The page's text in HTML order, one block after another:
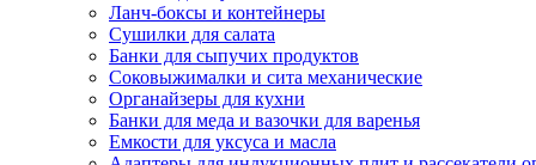
Ланч-боксы и контейнеры
Сушилки для салата
Банки для сыпучих продуктов
Соковыжималки и сита механические
Органайзеры для кухни
Банки для меда и вазочки для варенья
Емкости для уксуса и масла